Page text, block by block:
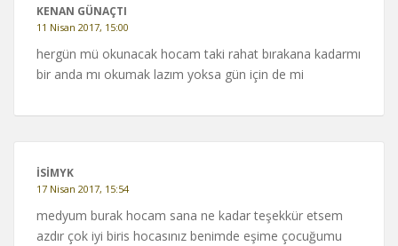
KENAN GÜNAÇTI
11 Nisan 2017, 15:00
hergün mü okunacak hocam taki rahat bırakana kadarmı
bir anda mı okumak lazım yoksa gün için de mi
ISIMYK
17 Nisan 2017, 15:54
medyum burak hocam sana ne kadar teşekkür etsem
azdır çok iyi biris hocasınız benimde eşime çocuğumu